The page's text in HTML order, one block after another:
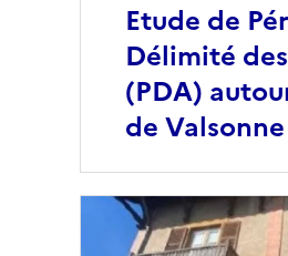
Etude de
Délimité
(PDA)
de Valsonne